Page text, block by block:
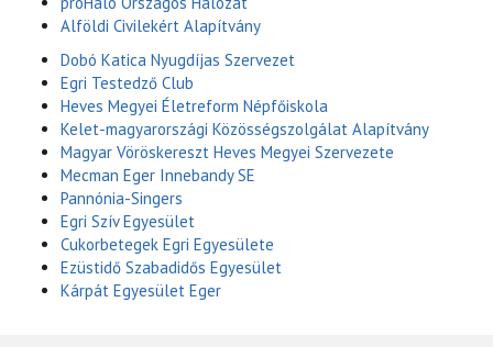
Alföldi Civilekért Alapítvány
Dobó Katica Nyugdíjas Szervezet
Egri Testedző Club
Heves Megyei Életreform Népfőiskola
Kelet-magyarországi Közösségszolgálat Alapítvány
Magyar Vöröskereszt Heves Megyei Szervezete
Mecman Eger Innebandy SE
Pannónia-Singers
Egri Szív Egyesület
Cukorbetegek Egri Egyesülete
Ezüstidő Szabadidős Egyesület
Kárpát Egyesület Eger